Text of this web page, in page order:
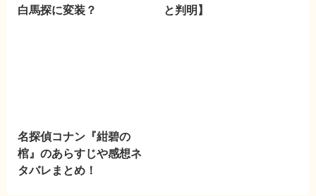
白馬探に変装？
と判明】
名探偵コナン『紺碧の
棺』のあらすじや感想ネ
タバレまとめ！